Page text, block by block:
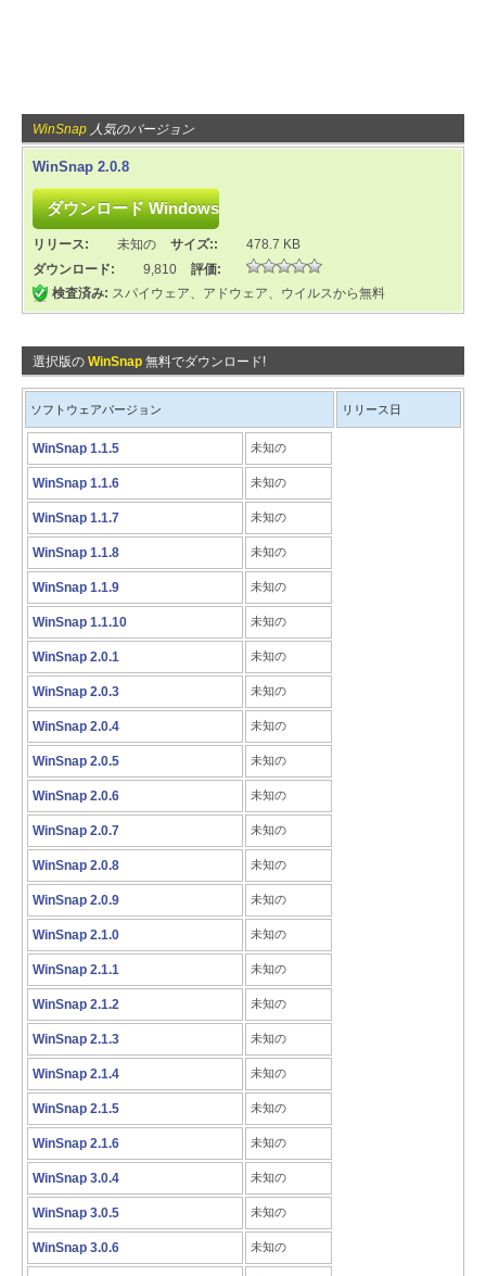
WinSnap 人気のバージョン
WinSnap 2.0.8
リリース: 未知の サイズ::
478.7 KB
ダウンロード:
9,810
評価:
検査済み: スパイウェア、アドウェア、ウイルスから無料
選択版の WinSnap 無料でダウンロード!
ソフトウェアバージョン リリース日
WinSnap 1.1.5 未知の
WinSnap 1.1.6 未知の
WinSnap 1.1.7 未知の
WinSnap 1.1.8 未知の
WinSnap 1.1.9 未知の
WinSnap 1.1.10 未知の
WinSnap 2.0.1 未知の
WinSnap 2.0.3 未知の
WinSnap 2.0.4 未知の
WinSnap 2.0.5 未知の
WinSnap 2.0.6 未知の
WinSnap 2.0.7 未知の
WinSnap 2.0.8 未知の
WinSnap 2.0.9 未知の
WinSnap 2.1.0 未知の
WinSnap 2.1.1 未知の
WinSnap 2.1.2 未知の
WinSnap 2.1.3 未知の
WinSnap 2.1.4 未知の
WinSnap 2.1.5 未知の
WinSnap 2.1.6 未知の
WinSnap 3.0.4 未知の
WinSnap 3.0.5 未知の
WinSnap 3.0.6 未知の